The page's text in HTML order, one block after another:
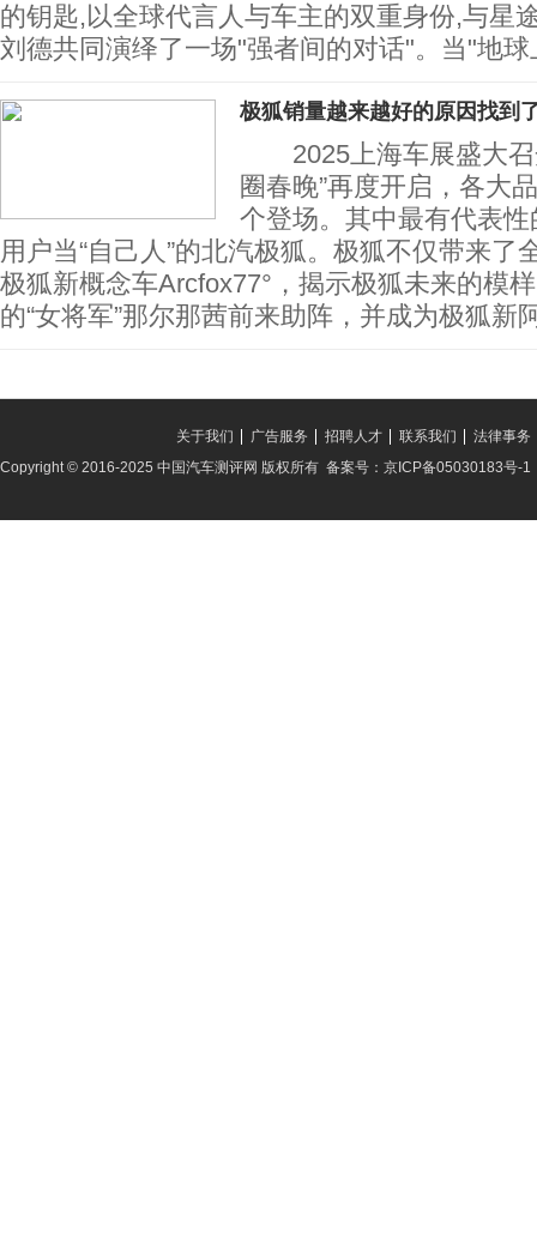
的钥匙,以全球代言人与车主的双重身份,与星
刘德共同演绎了一场"强者间的对话"。当"地
极狐销量越来越好的原因找到
2025上海车展盛大召
圈春晚”再度开启，各大
个登场。其中最有代表性
用户当“自己人”的北汽极狐。极狐不仅带来了
极狐新概念车Arcfox77°，揭示极狐未来的模
的“女将军”那尔那茜前来助阵，并成为极狐新
法律事务
联系我们
招聘人才
广告服务
关于我们
Copyright © 2016-2025 中国汽车测评网 版权所有 备案号：京ICP备05030183号-1